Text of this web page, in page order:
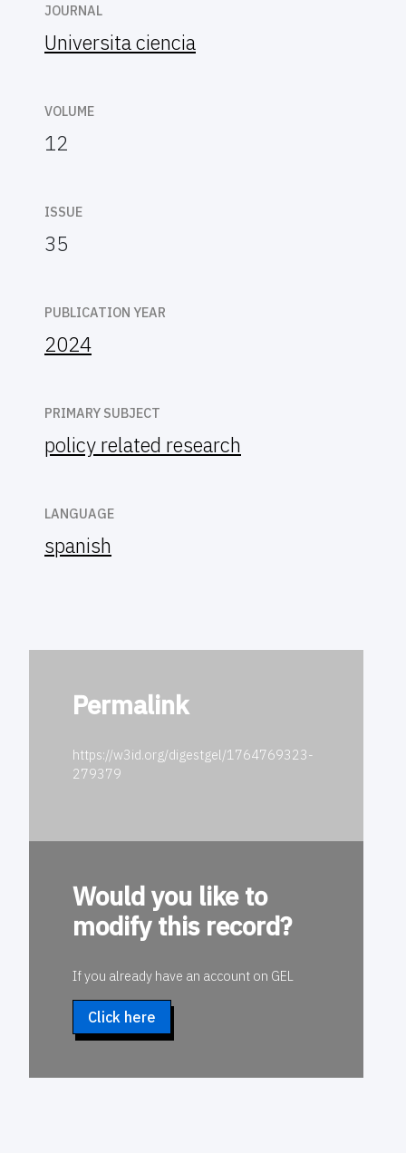
JOURNAL
Universita ciencia
VOLUME
12
ISSUE
35
PUBLICATION YEAR
2024
PRIMARY SUBJECT
policy related research
LANGUAGE
spanish
Permalink
https://w3id.org/digestgel/1764769323-
279379
Would you like to
modify this record?
If you already have an account on GEL
Click here